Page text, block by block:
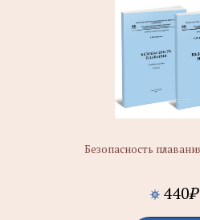
Безопасность
440₽